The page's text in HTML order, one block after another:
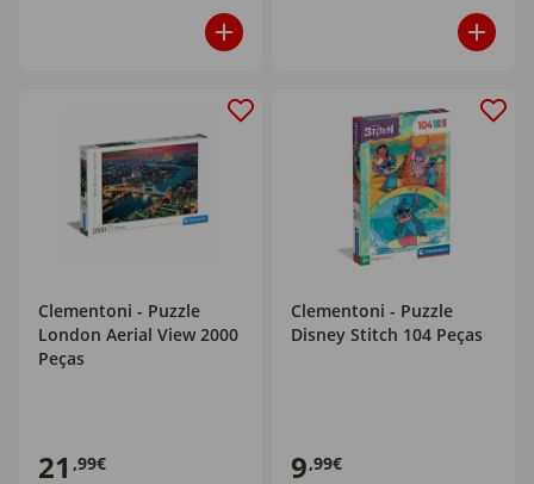
Clementoni - Puzzle
London Aerial View 2000
Peças
21 ,99€
Clementoni - Puzzle
Disney Stitch 104 Peças
9,99€